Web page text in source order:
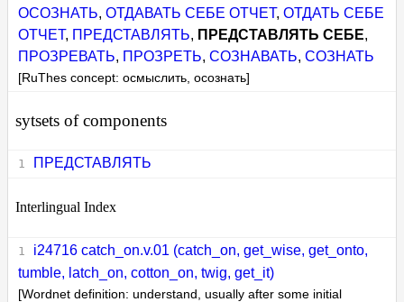
ОСОЗНАТЬ,ОТДАВАТЬ СЕБЕ ОТЧЕТ,ОТДАТЬ СЕБЕ
ОТЧЕТ, ПРЕДСТАВЛЯТЬ, ПРЕДСТАВЛЯТЬ СЕБЕ,
ПРОЗРЕВАТЬ, ПРОЗРЕТЬ,СОЗНАВАТЬ,СОЗНАТЬ
[RuThes concept: осмыслить, осознать]
sytsets of components
ПРЕДСТАВЛЯТЬ
Interlingual Index
i24716 catch_on.v.01 (catch_on, get_wise, get_onto,
tumble, latch_on, cotton_on, twig, get_it)
[Wordnet definition: understand, usually after some initial